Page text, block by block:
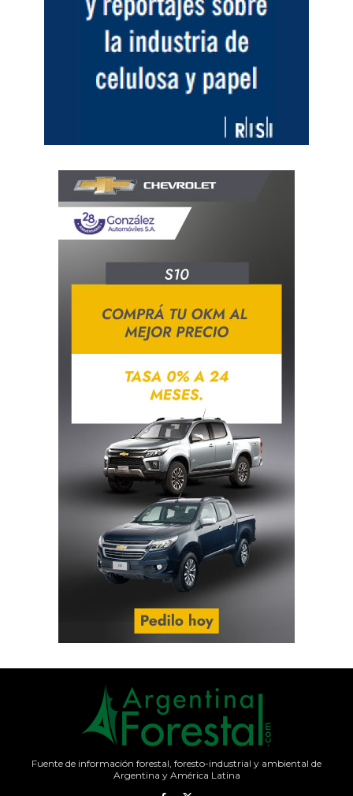
Fuente de información forestal, foresto-industrial y ambiental de
Argentina y América Latina